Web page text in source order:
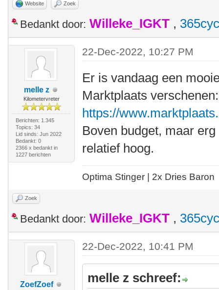
Website Zoek
Bedankt door: Willeke_IGKT ,
melle z
Kilometervreter
Berichten: 1.345
Topics: 34
Lid sinds: Jun 2022
Bedankt: 0
2366 x bedankt in
1227 berichten
22-Dec-2022, 10:27 PM
Er is vandaag een
Marktplaats verschenen:
https://
Boven budget, maar
relatief hoog.
Optima Stinger | 2x Dries Baron
Zoek
Bedankt door: Willeke_IGKT ,
ZoefZoef
22-Dec-2022, 10:41 PM
melle z schreef: